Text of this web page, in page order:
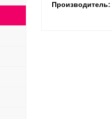
Производитель: